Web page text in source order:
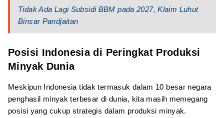
Tidak Ada Lagi Subsidi BBM pada 2027, Klaim Luhut
Binsar Pandjaitan
Posisi Indonesia di Peringkat Produksi
Minyak Dunia
Meskipun Indonesia tidak termasuk dalam 10 besar negara
penghasil minyak terbesar di dunia, kita masih memegang
posisi yang cukup strategis dalam produksi minyak.